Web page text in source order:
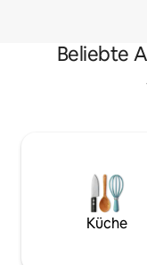
Beliebte
Küche